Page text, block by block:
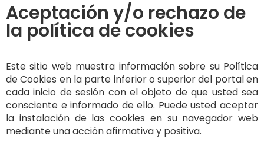
Aceptación y/o rechazo de
la política de cookies
Este sitio web muestra información sobre su Política
de Cookies en la parte inferior o superior del portal en
cada inicio de sesión con el objeto de que usted sea
consciente e informado de ello. Puede usted aceptar
la instalación de las cookies en su navegador web
mediante una acción afirmativa y positiva.